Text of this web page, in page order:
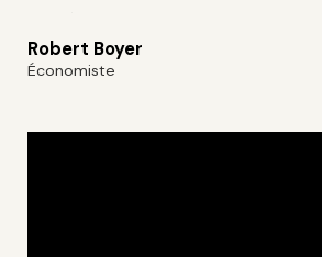
Robert Boyer
Économiste